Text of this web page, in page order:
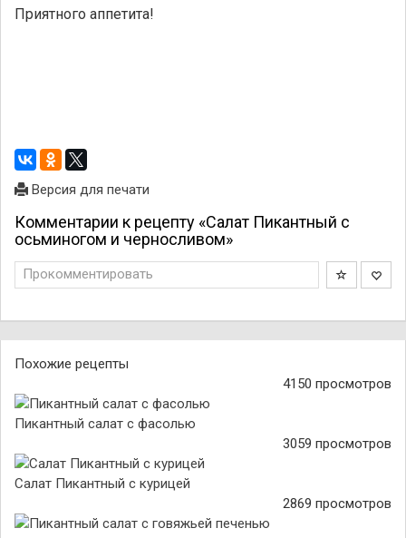
Приятного аппетита!
Версия для печати
Комментарии к рецепту «Салат Пикантный с
осьминогом и черносливом»
Прокомментировать
Похожие рецепты
4150 просмотров
Пикантный салат с фасолью
3059 просмотров
Салат Пикантный с курицей
2869 просмотров